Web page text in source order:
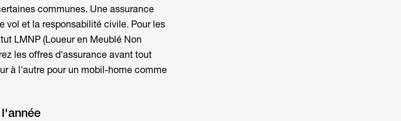
communes. Une assurance
vol et la responsabilité civile. Pour les
LMNP (Loueur en Meublé Non
les offres d'assurance avant tout
à l'autre pour un mobil-home comme